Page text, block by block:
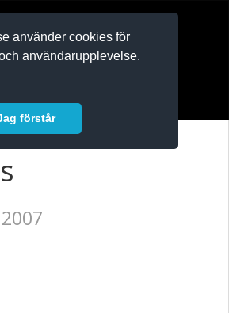
använder cookies för
användarupplevelse.
förstår